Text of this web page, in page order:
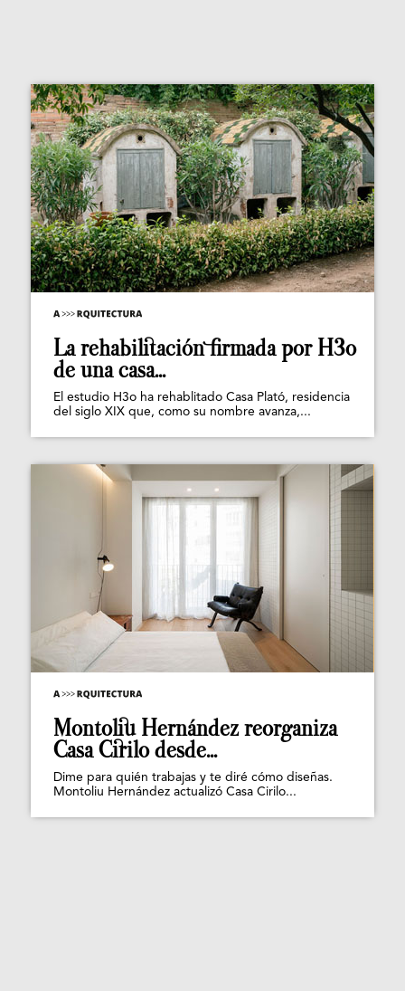
La rehabilitación firmada por H3o
de una casa...
El estudio H3o ha rehablitado Casa Plató, residencia
del siglo XIX que, como su nombre avanza,...
Montoliu Hernández reorganiza
Casa Cirilo desde...
Dime para quién trabajas y te diré cómo diseñas.
Montoliu Hernández actualizó Casa Cirilo...